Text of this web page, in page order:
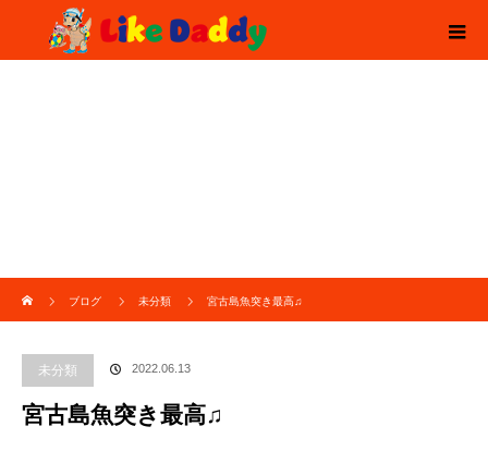
ブログ
未分類 宮古島魚突き最高♫
未分類 2022.06.13
宮古島魚突き最高♫